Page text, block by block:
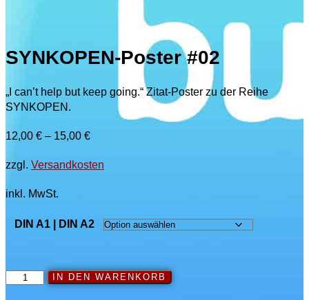
SYNKOPEN-Poster #02
„I can’t help but keep going.“ Zitat-Poster zu der Reihe
SYNKOPEN.
12,00 € – 15,00 €
zzgl. Versandkosten
inkl. MwSt.
DIN A1 | DIN A2
SYNKOPEN-IN DEN WARENKORB